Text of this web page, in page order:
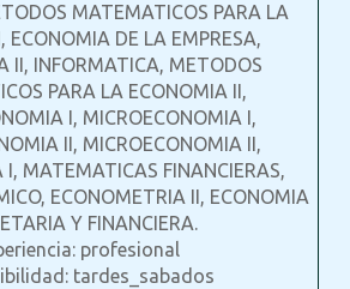
MATEMATICOS PARA LA
ECONOMIA DE LA EMPRESA,
II, INFORMATICA, METODOS
PARA LA ECONOMIA II,
I, MICROECONOMIA I,
II, MICROECONOMIA II,
I, MATEMATICAS FINANCIERAS,
ECONOMETRIA II, ECONOMIA
Y FINANCIERA.
profesional
tardes_sabados